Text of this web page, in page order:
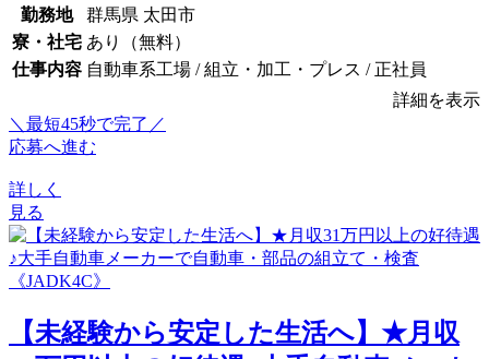
勤務地
群馬県 太田市
寮・社宅 あり（無料）
仕事内容 自動車系工場 / 組立・加工・プレス / 正社員
詳細を表示
＼最短45秒で完了／
応募へ進む
詳しく
見る
【未経験から安定した生活へ】★月収